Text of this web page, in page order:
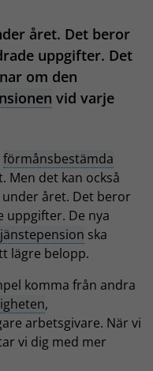
året. Det beror
uppgifter. Det
om den
vid varje
förmånsbestämda
Men det kan också
året. Det beror
uppgifter. De nya
ska
lägre belopp.
komma från andra
,
arbetsgivare. När vi
vi dig med mer